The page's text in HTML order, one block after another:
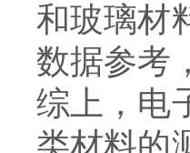
和玻璃材
数据参考
综上，电
类材料的